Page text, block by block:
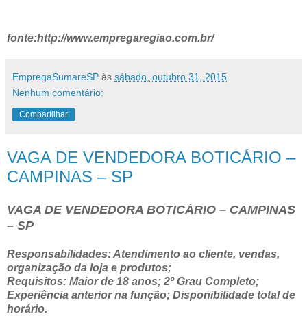
fonte:http://www.empregaregiao.com.br/
EmpregaSumareSP às sábado, outubro 31, 2015
Nenhum comentário:
Compartilhar
VAGA DE VENDEDORA BOTICÁRIO –
CAMPINAS – SP
VAGA DE VENDEDORA BOTICÁRIO – CAMPINAS
– SP
Responsabilidades: Atendimento ao cliente, vendas,
organização da loja e produtos;
Requisitos: Maior de 18 anos; 2º Grau Completo;
Experiência anterior na função; Disponibilidade total de
horário.